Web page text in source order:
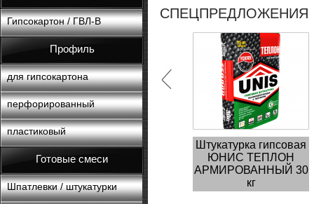
Гипсокартон / ГВЛ-В
Профиль
для гипсокартона
перфорированный
пластиковый
Готовые смеси
Шпатлевки / штукатурки
СПЕЦПРЕДЛОЖЕНИЯ
Штукатурка гипсовая
ЮНИС ТЕПЛОН
АРМИРОВАННЫЙ 30
кг